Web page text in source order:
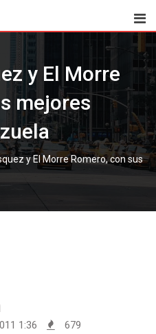
y El Morre
mejores
y El Morre Romero, con sus
1:36
679